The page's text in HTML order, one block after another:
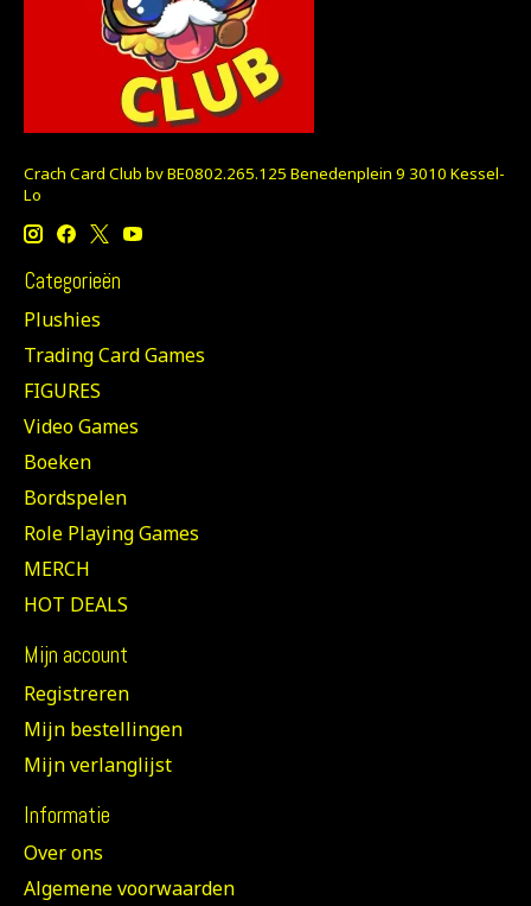
Crach Card Club bv BE0802.265.125 Benedenplein 9 3010 Kessel-
Lo
Categorieën
Plushies
Trading Card Games
FIGURES
Video Games
Boeken
Bordspelen
Role Playing Games
MERCH
HOT DEALS
Mijn account
Registreren
Mijn bestellingen
Mijn verlanglijst
Informatie
Over ons
Algemene voorwaarden